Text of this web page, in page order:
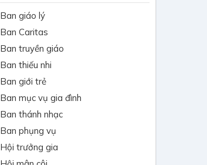
Ban giáo lý
Ban Caritas
Ban truyền giáo
Ban thiếu nhi
Ban giới trẻ
Ban mục vụ gia đình
Ban thánh nhạc
Ban phụng vụ
Hội trưởng gia